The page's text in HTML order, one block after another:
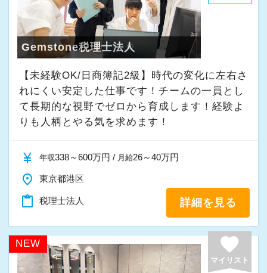
残業もなく、カレンダー通りの休暇がとれ、さ
らに報酬も高水準、今後もこの全てを維持でき
るように弊社は最大限の努力を行います。
【採用担当挨拶】
採用担当の石田でございます。
エクセライク会計事務所に興味を持っていただ
私は他の会計事務所での勤務経験がありません
が、弊社は、非常に整然として落ち着いている
印象を感じます。
スタッフも若く人柄も大変良く、怖い先輩やお
実力の差を感じることもなく安心して働ける環
境が整っていると思います。
・無駄な飲み会・人間関係
・無駄な慣習(スーツ着用など)
・無駄な連絡(遅刻、欠勤時の時の電話連絡など
⇒チャットで十分)
・無駄な気配り(周りが帰らないから帰りづらい
など)
新しい事を作り上げる事よりも「無駄な業務を
す。
弊社の効率化のスタートはここにあります。
そして無駄を排除した後に残った業務のみを必
要業務と定義し、これを効率化するためにシス
【給与に関する考え方】
Gemstone税理士法人
【未経験OK/日商簿記2級】時代の変化に左右さ
れにくい安定した仕事です！チームの一員とし
て⻑期的な視野でゼロから育成します！経験よ
りも人柄とやる気を求めます！
currency_yen 年収338～600万円 / 月給26～40万円
place 東京都港区
content_paste 税理士法人 詳細を見る
NEW favorite
マイリスト